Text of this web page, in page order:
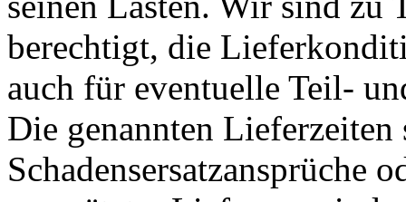
berechtigt, die
auch für eventuelle Teil-
Die genannten
Schadensersatzansprüche